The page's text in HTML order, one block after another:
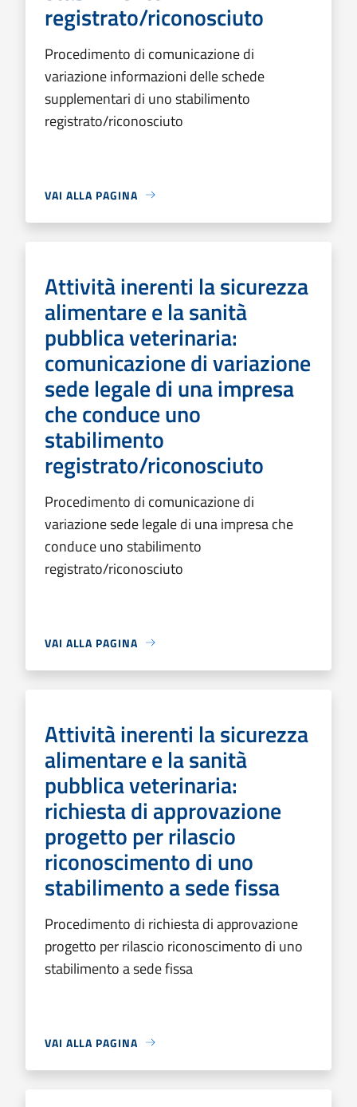
registrato/riconosciuto
Procedimento di comunicazione di
variazione informazioni delle schede
supplementari di uno stabilimento
registrato/riconosciuto
VAI ALLA PAGINA
Attività inerenti la sicurezza
alimentare e la sanità
pubblica veterinaria:
comunicazione di variazione
sede legale di una impresa
che conduce uno
stabilimento
registrato/riconosciuto
Procedimento di comunicazione di
variazione sede legale di una impresa che
conduce uno stabilimento
registrato/riconosciuto
VAI ALLA PAGINA
Attività inerenti la sicurezza
alimentare e la sanità
pubblica veterinaria:
richiesta di approvazione
progetto per rilascio
riconoscimento di uno
stabilimento a sede fissa
Procedimento di richiesta di approvazione
progetto per rilascio riconoscimento di uno
stabilimento a sede fissa
VAI ALLA PAGINA